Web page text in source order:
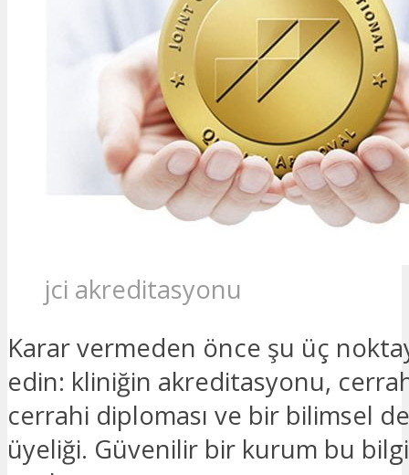
jci akreditasyonu
Karar vermeden önce şu üç
edin: kliniğin akreditasyonu,
cerrahi diploması ve bir bilimsel
üyeliği. Güvenilir bir kurum bu